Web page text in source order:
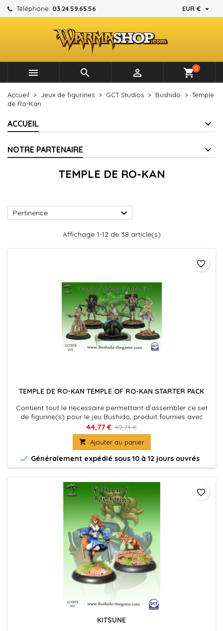
Téléphone: 03.24.59.65.56 EUR € 
   shopping_cart0
Accueil Jeux de figurines GCT Studios Bushido
Temple
de Ro-Kan
ACCUEIL
NOTRE PARTENAIRE
TEMPLE DE RO-KAN
Pertinence 
Affichage 1-12 de 38 article(s)
TEMPLE DE RO-KAN TEMPLE OF RO-KAN STARTER PACK
Contient tout le necessaire permettant d'assembler ce set
de figurine(s) pour le jeu Bushido, produit fournies avec
leurs socles en plastique. Figurine(s) à peindre et à
assembler
44,77 € 49,74 €
 Ajouter au panier
 Généralement expédié sous 10 à 12 jours ouvrés
favorite_border
KITSUNE
favorite_border
Mes listes d'envies ×
Créer une nouvelle liste
((modalTitle)) ×
((confirmMessage))
((cancelText)) ((modalDeleteText))
Créer une liste d'envies ×
Nom de la liste d'envies
Annuler Créer une liste d'envies
Connexion ×
Vous devez être connecté pour ajouter des produits à
votre liste d'envies.